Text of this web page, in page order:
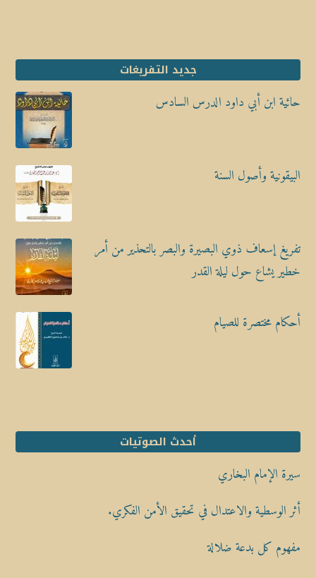
جديد التفريغات
حائية ابن أبي داود الدرس السادس
البيقونية وأصول السنة
تفريغ إسعاف ذوي البصيرة والبصر بالتحذير من أمر
خطير يشاع حول ليلة القدر
أحكام مختصرة للصيام
أحدث الصوتيات
سيرة الإمام البخاري
أثر الوسطية والاعتدال في تحقيق الأمن الفكري.
مفهوم كل بدعة ضلالة